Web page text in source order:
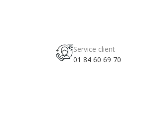
Service client
01 84 60 69 70